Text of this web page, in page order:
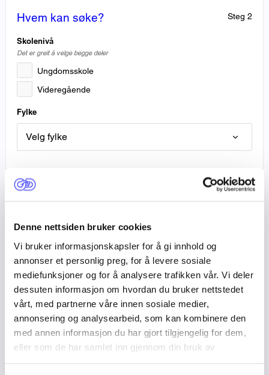
Denne nettsiden bruker cookies
Vi bruker informasjonskapsler for å gi innhold og
annonser et personlig preg, for å levere sosiale
mediefunksjoner og for å analysere trafikken vår. Vi deler
dessuten informasjon om hvordan du bruker nettstedet
vårt, med partnerne våre innen sosiale medier,
annonsering og analysearbeid, som kan kombinere den
med annen informasjon du har gjort tilgjengelig for dem,
eller som de har samlet inn gjennom din bruk av
Hvem
søke?
Steg 2
Hvem kan søke?
Skolenivå
Det er greit å velge begge deler
Ungdomsskole
Videregående
Fylke
Kontaktperson
Postnummer Sted